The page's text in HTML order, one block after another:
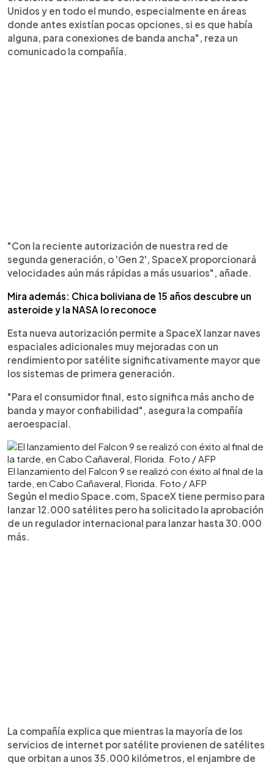
Unidos y en todo el mundo, especialmente en áreas
donde antes existían pocas opciones, si es que había
alguna, para conexiones de banda ancha", reza un
comunicado la compañía.
"Con la reciente autorización de nuestra red de
segunda generación, o 'Gen 2', SpaceX proporcionará
velocidades aún más rápidas a más usuarios", añade.
Mira además: Chica boliviana de 15 años descubre un
asteroide y la NASA lo reconoce
Esta nueva autorización permite a SpaceX lanzar naves
espaciales adicionales muy mejoradas con un
rendimiento por satélite significativamente mayor que
los sistemas de primera generación.
"Para el consumidor final, esto significa más ancho de
banda y mayor confiabilidad", asegura la compañía
aeroespacial.
El lanzamiento del Falcon 9 se realizó con éxito al final de la
tarde, en Cabo Cañaveral, Florida. Foto / AFP
Según el medio Space.com, SpaceX tiene permiso para
lanzar 12.000 satélites pero ha solicitado la aprobación
de un regulador internacional para lanzar hasta 30.000
más.
La compañía explica que mientras la mayoría de los
servicios de internet por satélite provienen de satélites
que orbitan a unos 35.000 kilómetros, el enjambre de